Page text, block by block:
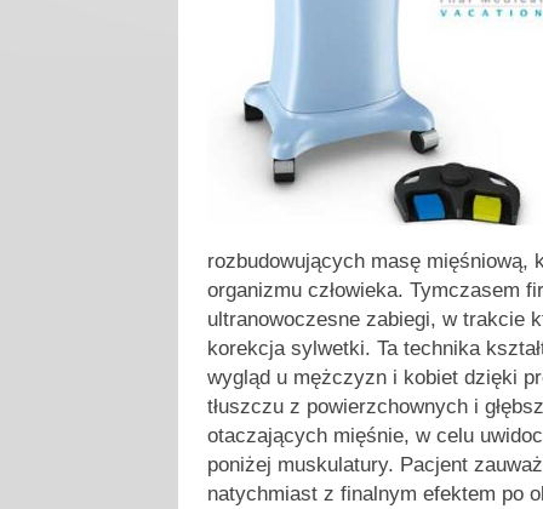
rozbudowujących masę mięśniową,
organizmu człowieka. Tymczasem
ultranowoczesne zabiegi, w trakcie
korekcja sylwetki. Ta technika
wygląd u mężczyzn i kobiet dzięki
tłuszczu z powierzchownych i
otaczających mięśnie, w celu
poniżej muskulatury. Pacjent
natychmiast z finalnym efektem po